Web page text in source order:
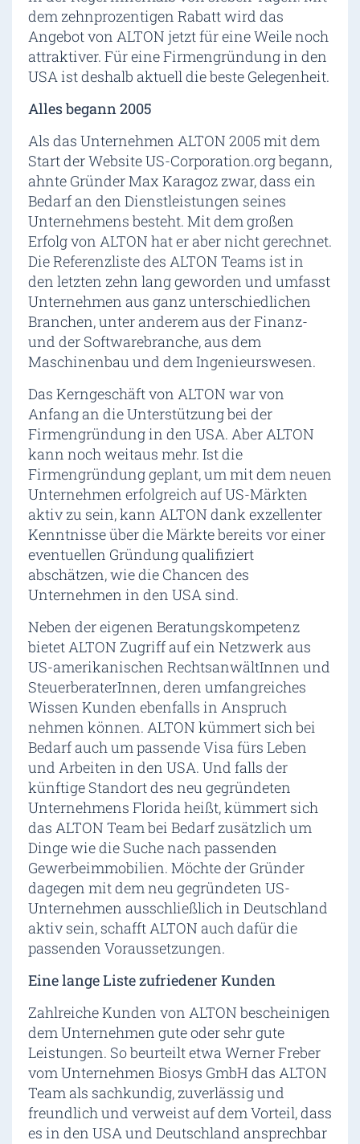
dem zehnprozentigen Rabatt wird das
Angebot von ALTON jetzt für eine Weile noch
attraktiver. Für eine Firmengründung in den
USA ist deshalb aktuell die beste Gelegenheit.
Alles begann 2005
Als das Unternehmen ALTON 2005 mit dem
Start der Website US-Corporation.org begann,
ahnte Gründer Max Karagoz zwar, dass ein
Bedarf an den Dienstleistungen seines
Unternehmens besteht. Mit dem großen
Erfolg von ALTON hat er aber nicht gerechnet.
Die Referenzliste des ALTON Teams ist in
den letzten zehn lang geworden und umfasst
Unternehmen aus ganz unterschiedlichen
Branchen, unter anderem aus der Finanz-
und der Softwarebranche, aus dem
Maschinenbau und dem Ingenieurswesen.
Das Kerngeschäft von ALTON war von
Anfang an die Unterstützung bei der
Firmengründung in den USA. Aber ALTON
kann noch weitaus mehr. Ist die
Firmengründung geplant, um mit dem neuen
Unternehmen erfolgreich auf US-Märkten
aktiv zu sein, kann ALTON dank exzellenter
Kenntnisse über die Märkte bereits vor einer
eventuellen Gründung qualifiziert
abschätzen, wie die Chancen des
Unternehmen in den USA sind.
Neben der eigenen Beratungskompetenz
bietet ALTON Zugriff auf ein Netzwerk aus
US-amerikanischen RechtsanwältInnen und
SteuerberaterInnen, deren umfangreiches
Wissen Kunden ebenfalls in Anspruch
nehmen können. ALTON kümmert sich bei
Bedarf auch um passende Visa fürs Leben
und Arbeiten in den USA. Und falls der
künftige Standort des neu gegründeten
Unternehmens Florida heißt, kümmert sich
das ALTON Team bei Bedarf zusätzlich um
Dinge wie die Suche nach passenden
Gewerbeimmobilien. Möchte der Gründer
dagegen mit dem neu gegründeten US-
Unternehmen ausschließlich in Deutschland
aktiv sein, schafft ALTON auch dafür die
passenden Voraussetzungen.
Eine lange Liste zufriedener Kunden
Zahlreiche Kunden von ALTON bescheinigen
dem Unternehmen gute oder sehr gute
Leistungen. So beurteilt etwa Werner Freber
vom Unternehmen Biosys GmbH das ALTON
Team als sachkundig, zuverlässig und
freundlich und verweist auf dem Vorteil, dass
es in den USA und Deutschland ansprechbar